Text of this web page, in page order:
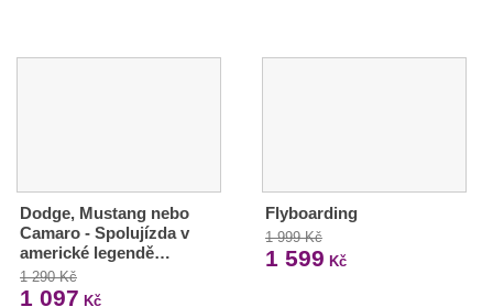
Dodge, Mustang nebo
Camaro - Spolujízda v
americké legendě…
1 290 Kč
1 097 Kč
Flyboarding
1 999 Kč
1 599 Kč